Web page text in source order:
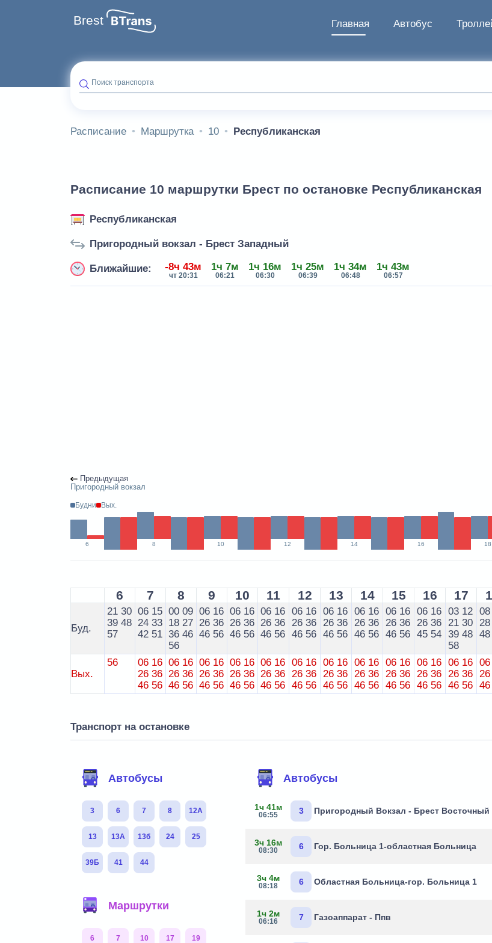
Brest Главная Автобус
Поиск транспорта
Расписание Маршрутка 10 Республиканская
Расписание 10 маршрутки Брест по остановке Республиканская
Республиканская
Пригородный вокзал - Брест Западный
Ближайшие: -8ч 43м
чт 20:31
1ч 7м
06:21
1ч 16м
06:30
1ч 25м
06:39
1ч 34м
06:48
1ч 43м
06:57
Предыдущая
Пригородный вокзал
Будни Вых.
6 8 10 12 14 16 18
6 7 8 9 10 11 12 13 14 15 16 17
Буд.
21 30
39 48
57
06 15
24 33
42 51
00 09
18 27
36 46
56
06 16
26 36
46 56
06 16
26 36
46 56
06 16
26 36
46 56
06 16
26 36
46 56
06 16
26 36
46 56
06 16
26 36
46 56
06 16
26 36
46 56
06 16
26 36
45 54
03 12
21 30
39 48
58
08
28
48
Вых.
56 06 16
26 36
46 56
06 16
26 36
46 56
06 16
26 36
46 56
06 16
26 36
46 56
06 16
26 36
46 56
06 16
26 36
46 56
06 16
26 36
46 56
06 16
26 36
46 56
06 16
26 36
46 56
06 16
26 36
46 56
06 16
26 36
46 56
06
26
46
Транспорт на остановке
Автобусы
3 6 7 8 12А
13 13А 13б 24 25
39Б 41 44
Маршрутки
6 7 10 17 19
Автобусы
1ч 41м
06:55 3 Пригородный Вокзал - Брест Восточный
3ч 16м
08:30 6 Гор. Больница 1-областная Больница
3ч 4м
08:18 6 Областная Больница-гор. Больница 1
1ч 2м
06:16 7 Газоаппарат - Ппв